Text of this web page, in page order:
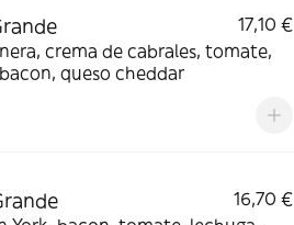
17,10 €
crema de cabrales, tomate,
queso cheddar
16,70 €